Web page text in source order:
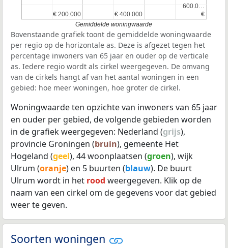
€ 200.000
€ 200.000 € 400.000
€ 400.000 €
€
600.0…
600.0…
Gemiddelde woningwaarde
Bovenstaande grafiek toont de gemiddelde woningwaarde
per regio op de horizontale as. Deze is afgezet tegen het
percentage inwoners van 65 jaar en ouder op de verticale
as. Iedere regio wordt als cirkel weergegeven. De omvang
van de cirkels hangt af van het aantal woningen in een
gebied: hoe meer woningen, hoe groter de cirkel.
Woningwaarde ten opzichte van inwoners van 65 jaar
en ouder per gebied, de volgende gebieden worden
in de grafiek weergegeven: Nederland (grijs),
provincie Groningen (bruin), gemeente Het
Hogeland (geel), 44 woonplaatsen (groen), wijk
Ulrum (oranje) en 5 buurten (blauw). De buurt
Ulrum wordt in het rood weergegeven. Klik op de
naam van een cirkel om de gegevens voor dat gebied
weer te geven.
Soorten woningen